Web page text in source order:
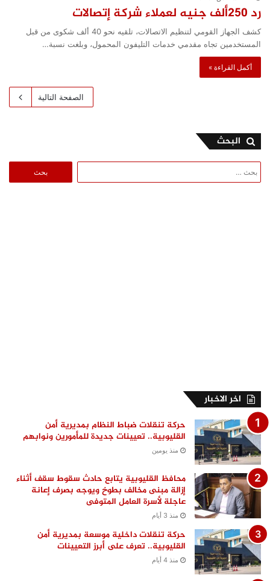
رد 250ألف جنيه لعملاء شركة إتصالات
كشف الجهاز القومي لتنظيم الاتصالات، تلقيه نحو 40 ألف شكوى من قبل
المستخدمين تجاه مقدمي خدمات التليفون المحمول، وبلغت نسبة…
أكمل القراءة »
الصفحة التالية
البحث
عن:
اخر الاخبار
حركة تنقلات ضباط النظام بمديرية أمن
القليوبية.. تعيينات جديدة للمأمورين ونوابهم
منذ يومين
محافظ القليوبية يتابع حادث سقوط سقف أثناء
إزالة مبنى مخالف بطوخ ويوجه بصرف إعانة
عاجلة لأسرة العامل المتوفى
منذ 3 أيام
حركة تنقلات داخلية موسعة بمديرية أمن
القليوبية.. تعرف على أبرز التعيينات
منذ 4 أيام